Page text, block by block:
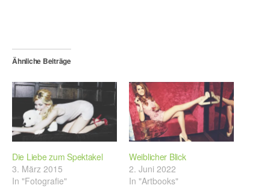
Ähnliche Beiträge
Die Liebe zum Spektakel
3. März 2015
In "Fotografie"
Weiblicher Blick
2. Juni 2022
In "Artbooks"